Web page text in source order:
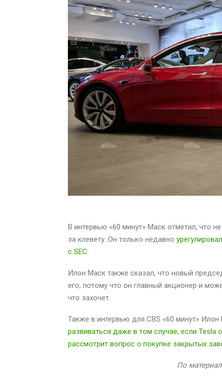
В интервью «60 минут» Маск отметил, что
за клевету. Он только недавно
с SEC.
Илон Маск также сказал, что новый
его, потому что он главный акционер и
что захочет.
Также в интервью для CBS «60 минут» Илон
развиваться даже в том случае, если Tesla
рассмотрит вопрос о покупке закрытых
По